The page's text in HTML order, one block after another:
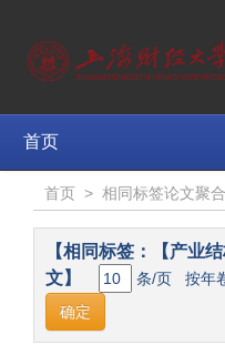
首页
首页 > 相同标签论文聚合
【相同标签：【产业
文】
条/页 按年